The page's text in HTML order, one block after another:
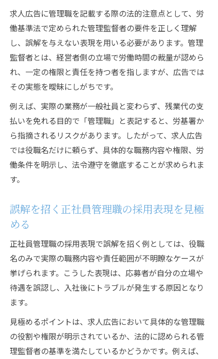
求人広告に管理職を記載する際の法的注意点として、労
働基準法で定められた管理監督者の要件を正しく理解
し、誤解を与えない表現を用いる必要があります。管理
監督者とは、経営者側の立場で労働時間の裁量が認めら
れ、一定の権限と責任を持つ者を指しますが、広告では
その実態を曖昧にしがちです。
例えば、実際の業務が一般社員と変わらず、残業代の支
払いを免れる目的で「管理職」と表記すると、労基署か
ら指摘されるリスクがあります。したがって、求人広告
では役職名だけに頼らず、具体的な職務内容や権限、労
働条件を明示し、法令遵守を徹底することが求められま
す。
誤解を招く正社員管理職の採用表現を見極
める
正社員管理職の採用表現で誤解を招く例としては、役職
名のみで実際の職務内容や責任範囲が不明瞭なケースが
挙げられます。こうした表現は、応募者が自分の立場や
待遇を誤認し、入社後にトラブルが発生する原因となり
ます。
見極めるポイントは、求人広告において具体的な管理職
の役割や権限が明示されているか、法的に認められる管
理監督者の基準を満たしているかどうかです。例えば、